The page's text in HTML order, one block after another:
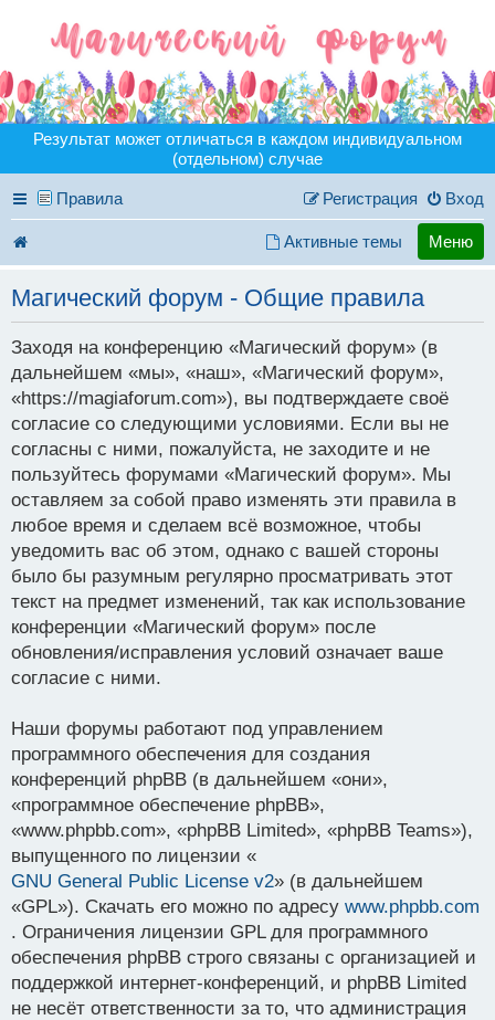
Результат может отличаться в каждом индивидуальном
(отдельном) случае
Правила Вход
Регистрация
Активные темы Меню
Магический форум - Общие правила
Заходя на конференцию «Магический форум» (в
дальнейшем «мы», «наш», «Магический форум»,
«https://magiaforum.com»), вы подтверждаете своё
согласие со следующими условиями. Если вы не
согласны с ними, пожалуйста, не заходите и не
пользуйтесь форумами «Магический форум». Мы
оставляем за собой право изменять эти правила в
любое время и сделаем всё возможное, чтобы
уведомить вас об этом, однако с вашей стороны
было бы разумным регулярно просматривать этот
текст на предмет изменений, так как использование
конференции «Магический форум» после
обновления/исправления условий означает ваше
согласие с ними.
Наши форумы работают под управлением
программного обеспечения для создания
конференций phpBB (в дальнейшем «они»,
«программное обеспечение phpBB»,
«www.phpbb.com», «phpBB Limited», «phpBB Teams»),
выпущенного по лицензии «
GNU General Public License v2» (в дальнейшем
«GPL»). Скачать его можно по адресу www.phpbb.com
. Ограничения лицензии GPL для программного
обеспечения phpBB строго связаны с организацией и
поддержкой интернет-конференций, и phpBB Limited
не несёт ответственности за то, что администрация